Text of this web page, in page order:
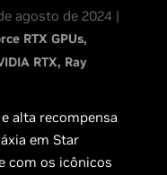
agosto de 2024 |
RTX GPUs
RTX Ray
alta recompensa
em Star
com os icônicos